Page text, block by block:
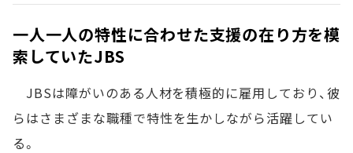
一人一人の特性に合わせた支援の在り方を模
索していたJBS
JBSは障がいのある人材を積極的に雇用しており、彼
らはさまざまな職種で特性を生かしながら活躍してい
る。